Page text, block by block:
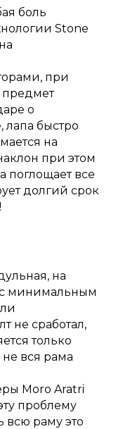
боль
Stone
при
предмет
о
лапа быстро
на
при этом
поглощает все
долгий срок
на
минимальным
не сработал,
только
не вся рама
Moro Aratri
проблему
всю раму это